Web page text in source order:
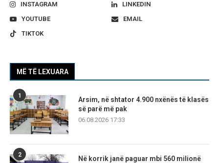
INSTAGRAM
LINKEDIN
YOUTUBE
EMAIL
TIKTOK
MË TË LEXUARA
1
Arsim, në shtator 4.900 nxënës të klasës
së parë më pak
06.08.2026 17:33
2
Në korrik janë paguar mbi 560 milionë